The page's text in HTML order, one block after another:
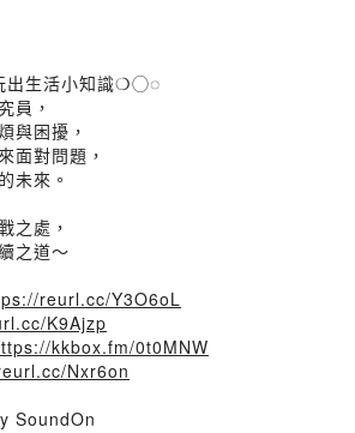
出生活小知識❍◯◌
員，
與困擾，
面對問題，
未來。
之處，
之道～
reurl.cc/Y3O6oL
K9Ajzp
kkbox.fm/0t0MNW
Nxr6on
SoundOn